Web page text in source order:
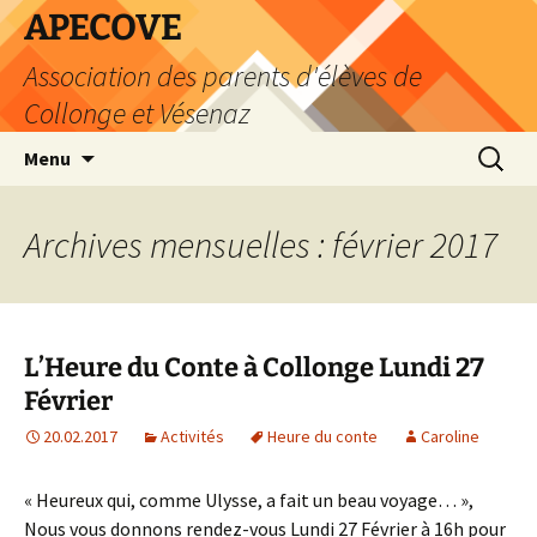
Aller
au
contenu
APECOVE
Association des parents d'élèves de
Collonge et Vésenaz
Menu
Archives mensuelles : février 2017
L’Heure du Conte à Collonge Lundi 27
Février
20.02.2017 Activités Heure du conte Caroline
« Heureux qui, comme Ulysse, a fait un beau voyage… »,
Nous vous donnons rendez-vous Lundi 27 Février à 16h pour